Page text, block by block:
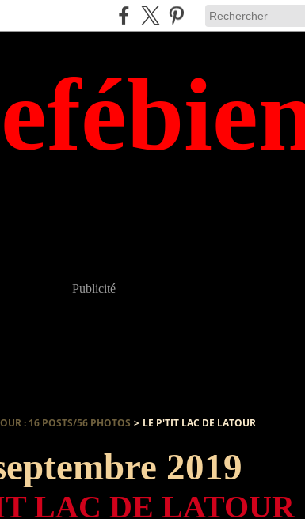
Publicité
: 16 POSTS/56 PHOTOS > LE P'TIT LAC DE LATOUR
2019
LAC DE LATOUR